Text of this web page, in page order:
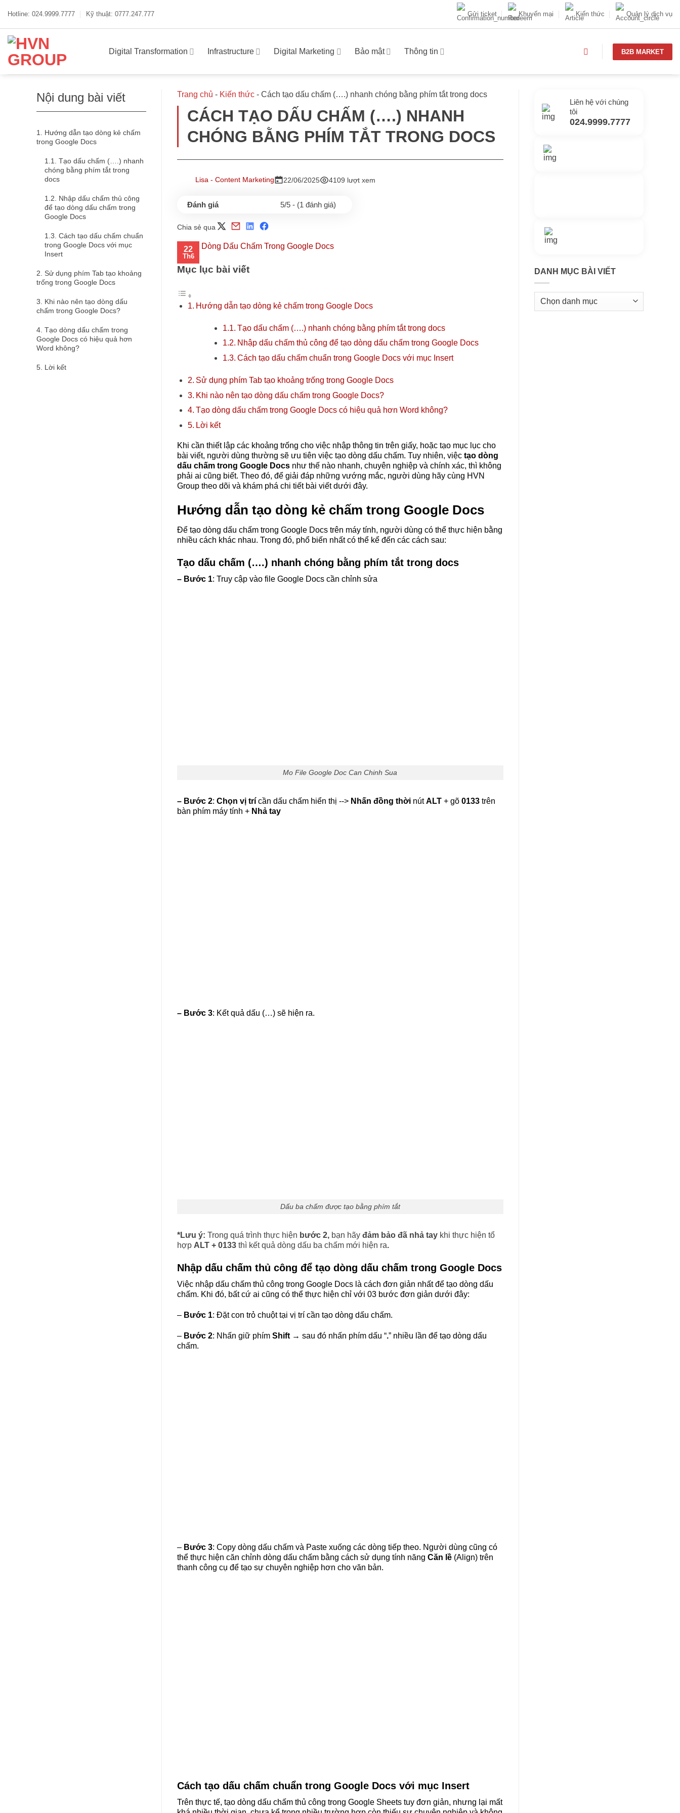
qua
dung
Hotline: 024.9999.7777 Kỹ thuật: 0777.247.777 Gửi ticket Khuyến mại Kiến thức Quản lý dịch vụ
Digital Transformation Infrastructure Digital Marketing Bảo mật Thông tin B2B MARKET
Nội dung bài viết
Hướng dẫn tạo dòng kẻ chấm
trong Google Docs
Tạo dấu chấm (….) nhanh
chóng bằng phím tắt trong
docs
Nhập dấu chấm thủ công
để tạo dòng dấu chấm trong
Google Docs
Cách tạo dấu chấm chuẩn
trong Google Docs với mục
Insert
Sử dụng phím Tab tạo khoảng
trống trong Google Docs
Khi nào nên tạo dòng dấu
chấm trong Google Docs?
Tạo dòng dấu chấm trong
Google Docs có hiệu quả hơn
Word không?
Lời kết
Trang chủ - Kiến thức -Cách tạo dấu chấm (….) nhanh chóng bằng phím tắt trong docs
CÁCH TẠO DẤU CHẤM (….) NHANH
CHÓNG BẰNG PHÍM TẮT TRONG DOCS
Lisa - Content Marketing 22/06/2025 4109 lượt xem
5/5 - (1 đánh giá)
Chia sẻ qua
22
Th6
Mục lục bài viết
Hướng dẫn tạo dòng kẻ chấm trong Google Docs
Tạo dấu chấm (….) nhanh chóng bằng phím tắt trong docs
Nhập dấu chấm thủ công để tạo dòng dấu chấm trong Google Docs
Cách tạo dấu chấm chuẩn trong Google Docs với mục Insert
Sử dụng phím Tab tạo khoảng trống trong Google Docs
Khi nào nên tạo dòng dấu chấm trong Google Docs?
Tạo dòng dấu chấm trong Google Docs có hiệu quả hơn Word không?
Lời kết
Khi cần thiết lập các khoảng trống cho việc nhập thông tin trên giấy, hoặc tạo mục lục cho
bài viết, người dùng thường sẽ ưu tiên việc tạo dòng dấu chấm. Tuy nhiên, việctạo dòng
dấu chấm trong Google Docs như thế nào nhanh, chuyên nghiệp và chính xác, thì không
phải ai cũng biết. Theo đó, để giải đáp những vướng mắc, người dùng hãy cùng HVN
Group theo dõi và khám phá chi tiết bài viết dưới đây.
Hướng dẫn tạo dòng kẻ chấm trong Google Docs
Để tạo dòng dấu chấm trong Google Docs trên máy tính, người dùng có thể thực hiện bằng
nhiều cách khác nhau. Trong đó, phổ biến nhất có thể kể đến các cách sau:
Tạo dấu chấm (….) nhanh chóng bằng phím tắt trong docs
– Bước 1: Truy cập vào file Google Docs cần chỉnh sửa
Mo File Google Doc Can Chinh Sua
– Bước 2:Chọn vị trí cần dấu chấm hiển thị --> Nhấn đồng thời nútALT + gõ0133 trên
bàn phím máy tính + Nhả tay
– Bước 3: Kết quả dấu (…) sẽ hiện ra.
Dấu ba chấm được tạo bằng phím tắt
*Lưu ý: Trong quá trình thực hiện bước 2, bạn hãyđảm bảo đã nhả tay khi thực hiện tổ
hợp ALT + 0133thì kết quả dòng dấu ba chấm mới hiện ra.
Nhập dấu chấm thủ công để tạo dòng dấu chấm trong Google Docs
Việc nhập dấu chấm thủ công trong Google Docs là cách đơn giản nhất để tạo dòng dấu
chấm. Khi đó, bất cứ ai cũng có thể thực hiện chỉ với 03 bước đơn giản dưới đây:
– Bước 1: Đặt con trỏ chuột tại vị trí cần tạo dòng dấu chấm.
– Bước 2: Nhấn giữ phímShift → sau đó nhấn phím dấu “.” nhiều lần để tạo dòng dấu
chấm.
– Bước 3: Copy dòng dấu chấm và Paste xuống các dòng tiếp theo. Người dùng cũng có
thể thực hiện căn chỉnh dòng dấu chấm bằng cách sử dụng tính năngCăn lề (Align) trên
thanh công cụ để tạo sự chuyên nghiệp hơn cho văn bản.
Cách tạo dấu chấm chuẩn trong Google Docs với mục Insert
Trên thực tế, tạo dòng dấu chấm thủ công trong Google Sheets tuy đơn giản, nhưng lại mất
Liên hệ với chúng
tôi
024.9999.7777
DANH MỤC BÀI VIẾT
Danh
mục